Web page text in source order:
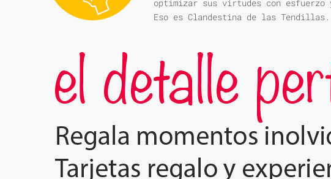
optimizar sus virtudes con
Eso es Clandestina de las Tendillas.